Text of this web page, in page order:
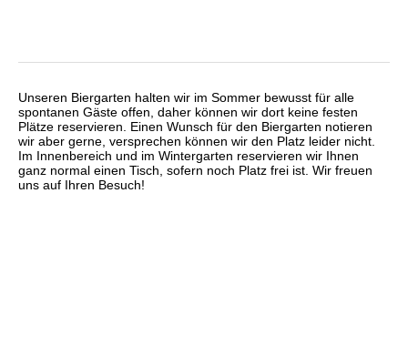
Unseren Biergarten halten wir im Sommer bewusst für alle
spontanen Gäste offen, daher können wir dort keine festen
Plätze reservieren. Einen Wunsch für den Biergarten notieren
wir aber gerne, versprechen können wir den Platz leider nicht.
Im Innenbereich und im Wintergarten reservieren wir Ihnen
ganz normal einen Tisch, sofern noch Platz frei ist. Wir freuen
uns auf Ihren Besuch!